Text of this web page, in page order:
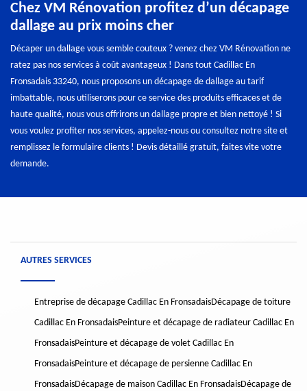
Chez VM Rénovation profitez d’un décapage
dallage au prix moins cher
Décaper un dallage vous semble couteux ? venez chez VM Rénovation ne
ratez pas nos services à coût avantageux ! Dans tout Cadillac En
Fronsadais 33240, nous proposons un décapage de dallage au tarif
imbattable, nous utiliserons pour ce service des produits efficaces et de
haute qualité, nous vous offrirons un dallage propre et bien nettoyé ! Si
vous voulez profiter nos services, appelez-nous ou consultez notre site et
remplissez le formulaire clients ! Devis détaillé gratuit, faites vite votre
demande.
AUTRES SERVICES
Entreprise de décapage Cadillac En FronsadaisDécapage de toiture
Cadillac En FronsadaisPeinture et décapage de radiateur Cadillac En
FronsadaisPeinture et décapage de volet Cadillac En
FronsadaisPeinture et décapage de persienne Cadillac En
FronsadaisDécapage de maison Cadillac En FronsadaisDécapage de